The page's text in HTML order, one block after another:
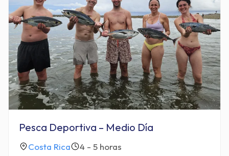
Pesca Deportiva – Medio Día
Costa Rica
4 - 5 horas